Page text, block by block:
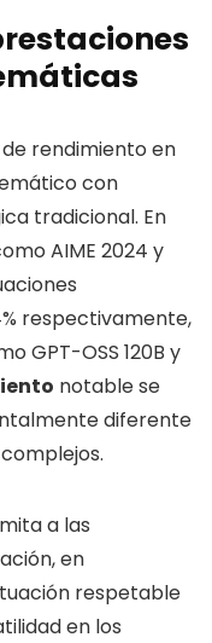
rendimiento en
con
tradicional. En
AIME 2024 y
respectivamente,
GPT-OSS 120B y
notable se
diferente
a las
en
respetable
en los